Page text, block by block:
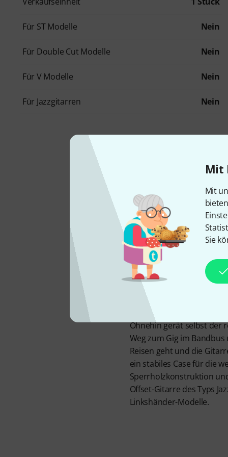
Mit
Mit
Sie
Für ST Modelle Nein
Für Double Cut Modelle Nein
Für V Modelle Nein
Für Jazzgitarren Nein
Keine Frage, ein guter
für Instrumente im
Ohnehin gerät selbst der
Weg zum Gig im
Reisen geht und die
ein stabiles Case für die
Sperrholzkonstruktion
Offset-Gitarre des Typs
Linkshänder-Modelle.